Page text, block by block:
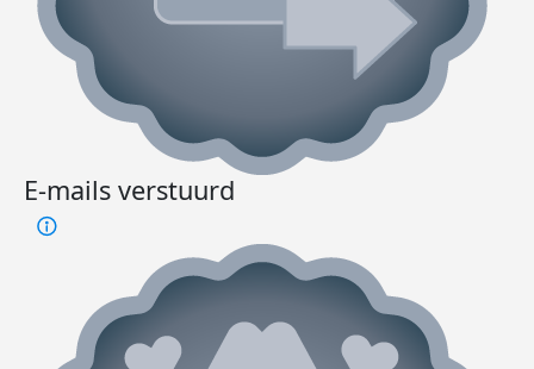
E-mails verstuurd